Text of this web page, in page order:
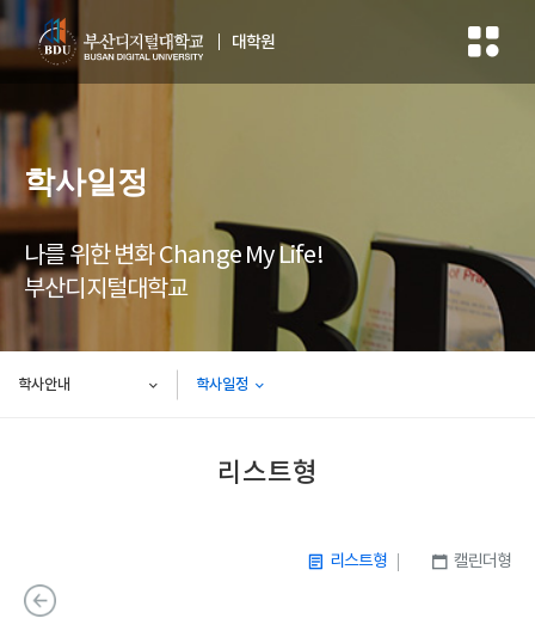
대학원
학사일정
나를 위한 변화 Change My Life!
부산디지털대학교
학사안내 학사일정
리스트형
리스트형 캘린더형
2025